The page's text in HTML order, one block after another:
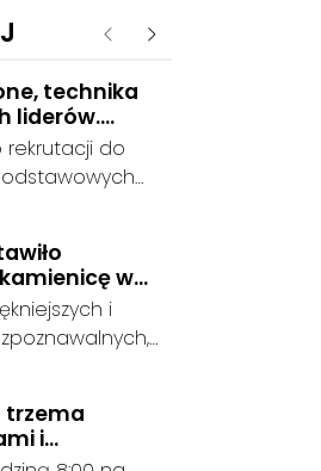
Poprzednie
Następne
technika
liderów.
wyniki
szkół w
rekrutacji do
przez Powiat
wyraźniejsze
Dane dotyczą
wskazali
pierwszy
nie stanowią
wyniku
w
W
mają
i
na
Kędzierzyn-
trzema
i
jazdę. Seria